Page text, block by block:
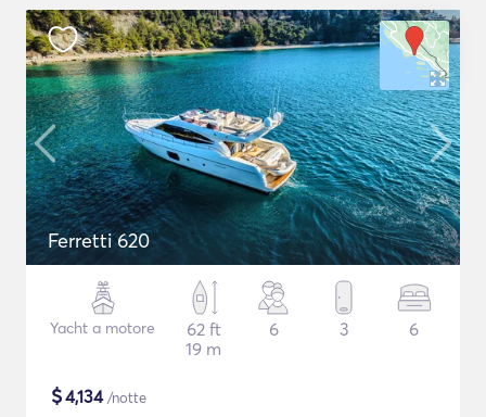
Ferretti 620
Yacht a motore
62 ft
19 m
6 3 6
$4,134/notte